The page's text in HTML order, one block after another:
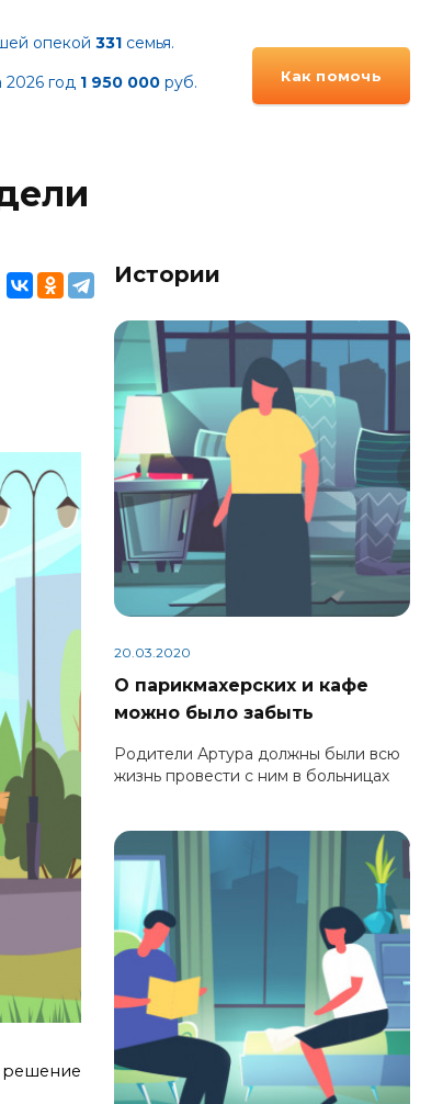
опекой331 семья.
2026 год 1 950 000 руб. Как помочь
решение
Истории
20.03.2020
О парикмахерских и кафе
можно было забыть
Родители Артура должны были всю
жизнь провести с ним в больницах